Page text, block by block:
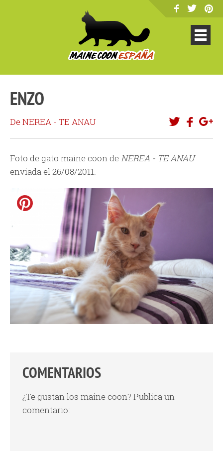
ENZO
De NEREA - TE ANAU
Foto de gato maine coon deNEREA - TE ANAU
enviada el 26/08/2011.
COMENTARIOS
¿Te gustan los maine coon? Publica un
comentario: